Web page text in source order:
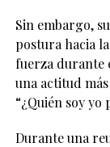
Sin embargo,
postura hacia
fuerza durante
una actitud
“¿Quién soy yo
Durante una